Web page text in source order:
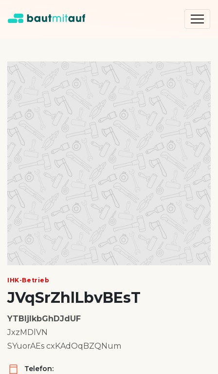
IHK-Betrieb
JVqSrZhlLbvBEsT
YTBIjlkbGhDJdUF
JxzMDlVN
SYuorAEs cxKAdOqBZQNum
Telefon: